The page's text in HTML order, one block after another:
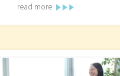
read more